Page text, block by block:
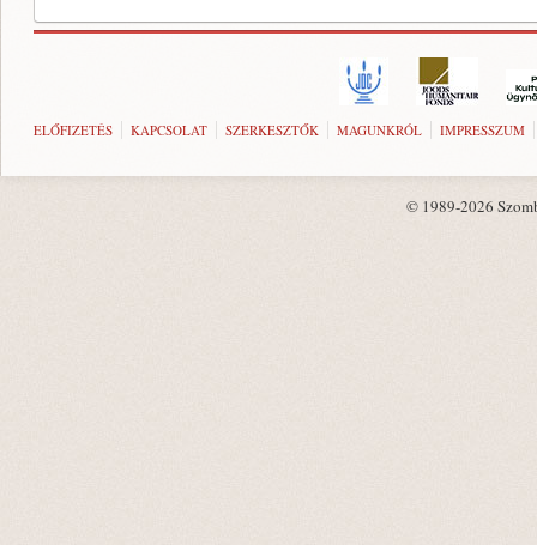
ELŐFIZETÉS KAPCSOLAT SZERKESZTŐK MAGUNKRÓL IMPRESSZUM
© 1989-2026